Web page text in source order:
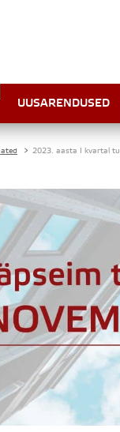
UUSARENDUSED
> 2023. aasta I kvartal